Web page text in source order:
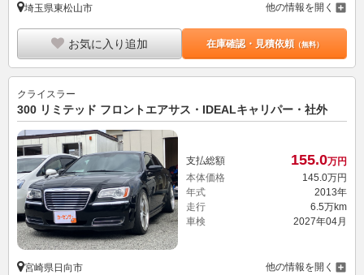
埼玉県東松山市 他の情報を開く
お気に入り追加 在庫確認・見積依頼（無料）
クライスラー
300 リミテッド フロントエアサス・IDEALキャリパー・社外
支払総額 155.0万円
本体価格
145. 0万円
年式
2013年
走行
6.5万km
車検
2027年04月
宮崎県日向市 他の情報を開く